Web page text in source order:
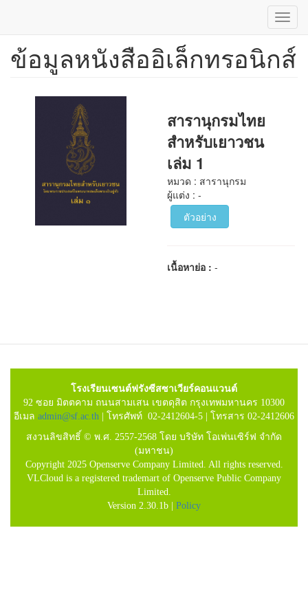
ข้าม
ข้อมูลหนังสืออิเล็กทรอนิกส์
สารานุกรมไทย
สำหรับเยาวชน
เล่ม 1
หมวด : สารานุกรม
ผู้แต่ง : -
ตัวอย่าง
เนื้อหาย่อ :-
โรงเรียนเซนต์ฟรังซีสซาเวียร์คอนแวนต์
92 ซอย มิตตคาม ถนนสามเสน เขตดุสิต กรุงเทพมหานคร 10300
อีเมล admin@sf.ac.th | โทรศัพท์ 02-2412604-5 | โทรสาร 02-2412606
สงวนลิขสิทธิ์ © พ.ศ. 2557-2568 โดย บริษัท โอเพ่นเซิร์ฟ จำกัด
(มหาชน)
Copyright 2025 Openserve Company Limited. All rights reserved.
VLCloud is a registered trademart of Openserve Public Company
Limited.
Version 2.30.1b | Policy